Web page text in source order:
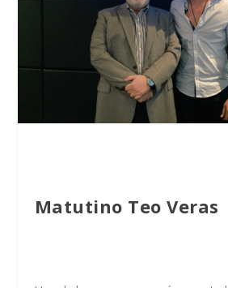
Matutino Teo Veras